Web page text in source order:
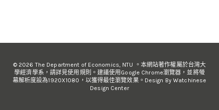
© 2026 The Department of Economics, NTU 。本網站著作權屬於台灣大
學經濟學系，請詳見使用規則。建議使用Google Chrome瀏覽器，並將螢
幕解析度設為1920X1080，以獲得最佳瀏覽效果。Design By Watchinese
Design Center